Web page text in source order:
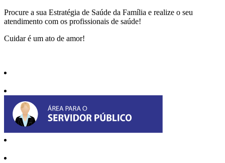
Procure a sua Estratégia de Saúde da Família e realize o seu
atendimento com os profissionais de saúde!
Cuidar é um ato de amor!